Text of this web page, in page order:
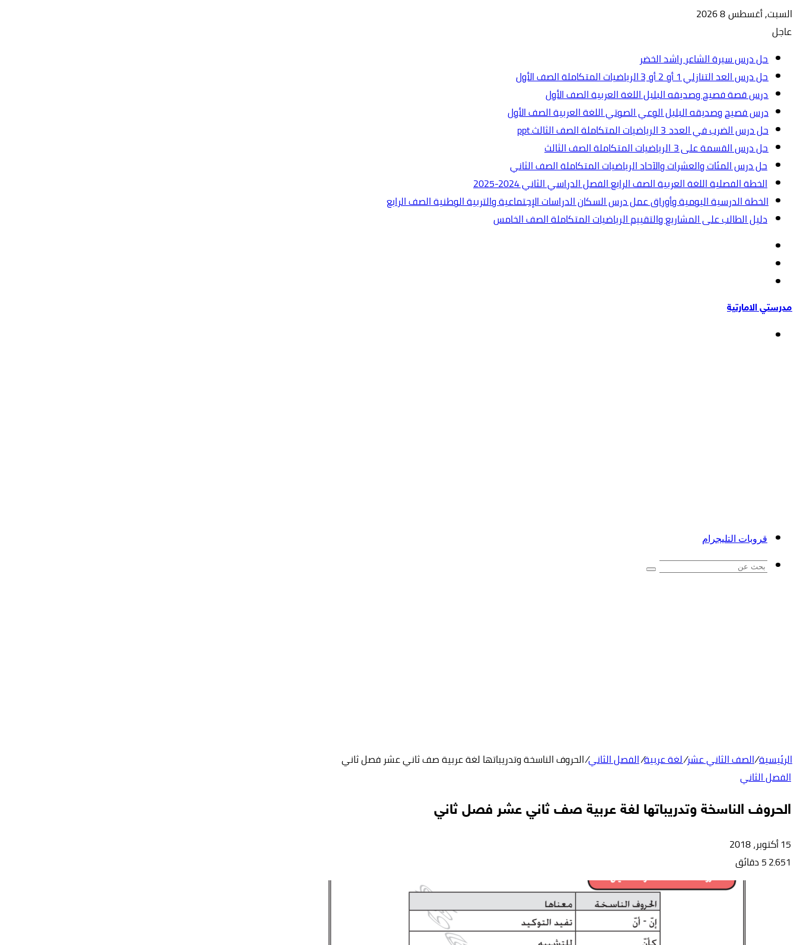
السبت, أغسطس 8 2026
عاجل
حل درس سيرة الشاعر راشد الخضر
حل درس العد التنازلي 1 أو 2 أو 3 الرياضيات المتكاملة الصف الأول
درس قصة فصيح وصديقه البلبل اللغة العربية الصف الأول
درس فصيح وصديقه البلبل الوعي الصوتي اللغة العربية الصف الأول
حل درس الضرب في العدد 3 الرياضيات المتكاملة الصف الثالث.ppt
حل درس القسمة على 3 الرياضيات المتكاملة الصف الثالث
حل درس المئات والعشرات والآحاد الرياضيات المتكاملة الصف الثاني
الخطة الفصلية اللغة العربية الصف الرابع الفصل الدراسي الثاني 2024-2025
الخطة الدرسية اليومية وأوراق عمل درس السكان الدراسات الإجتماعية والتربية الوطنية الصف الرابع
دليل الطالب على المشاريع والتقييم الرياضيات المتكاملة الصف الخامس
عمود
جانبي
مدرستي الامارتية
قروبات التليجرام
بحث
الرئيسية/الصف الثاني عشر/لغة عربية/الفصل الثاني/الحروف الناسخة وتدريباتها لغة عربية صف ثاني عشر فصل ثاني
الفصل الثاني
الحروف الناسخة وتدريباتها لغة عربية صف ثاني عشر فصل ثاني
15 أكتوبر، 2018
2٬651 5 دقائق